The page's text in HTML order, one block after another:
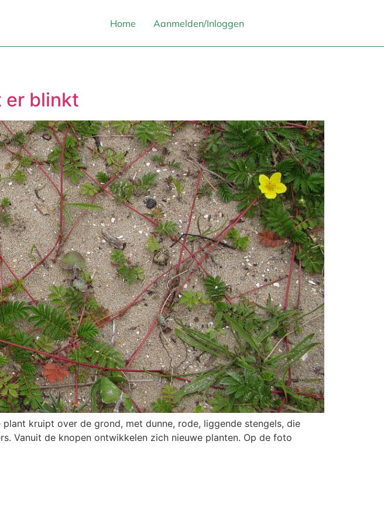
Home Aanmelden/Inloggen
er blinkt
kruipt over de grond, met dunne, rode, liggende stengels, die
Vanuit de knopen ontwikkelen zich nieuwe planten. Op de foto